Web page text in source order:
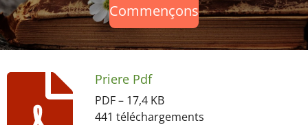
Commençons
Priere Pdf
PDF – 17,4 KB
441 téléchargements